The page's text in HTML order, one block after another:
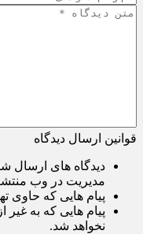
قوانین ارسال دیدگاه
دیدگاه های ارسال
مدیریت در وب
پیام هایی که حاوی
پیام هایی که به غیر
نخواهد شد.